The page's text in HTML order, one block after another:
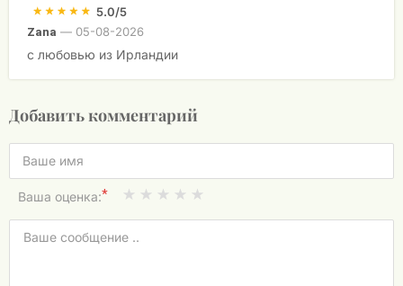
5.0/5
Zana — 05-08-2026
с любовью из Ирландии
Добавить комментарий
Ваша оценка:*